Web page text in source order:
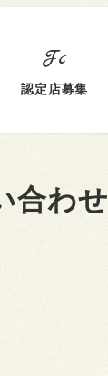
認定店募集
合わせ